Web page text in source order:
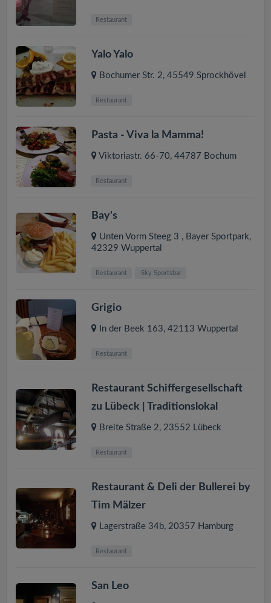
Restaurant
Yalo Yalo
Bochumer Str. 2, 45549 Sprockhövel
Restaurant
Pasta - Viva la Mamma!
Viktoriastr. 66-70, 44787 Bochum
Restaurant
Bay's
Unten Vorm Steeg 3 , Bayer Sportpark,
42329 Wuppertal
Restaurant Sky Sportsbar
Grigio
In der Beek 163, 42113 Wuppertal
Restaurant
Restaurant Schiffergesellschaft
zu Lübeck | Traditionslokal
Breite Straße 2, 23552 Lübeck
Restaurant
Restaurant & Deli der Bullerei by
Tim Mälzer
Lagerstraße 34b, 20357 Hamburg
Restaurant
San Leo